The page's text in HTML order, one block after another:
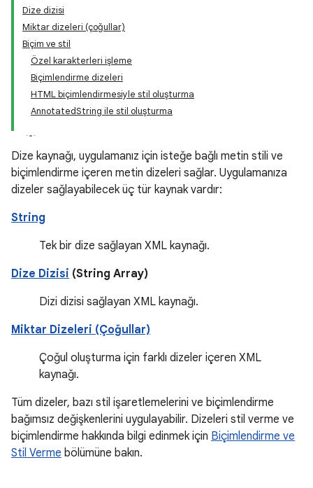
Dize dizisi
Miktar dizeleri (çoğullar)
Biçim ve stil
Özel karakterleri işleme
Biçimlendirme dizeleri
HTML biçimlendirmesiyle stil oluşturma
AnnotatedString ile stil oluşturma
Dize kaynağı, uygulamanız için isteğe bağlı metin stili ve
biçimlendirme içeren metin dizeleri sağlar. Uygulamanıza
dizeler sağlayabilecek üç tür kaynak vardır:
String
Tek bir dize sağlayan XML kaynağı.
Dize Dizisi (String Array)
Dizi dizisi sağlayan XML kaynağı.
Miktar Dizeleri (Çoğullar)
Çoğul oluşturma için farklı dizeler içeren XML
kaynağı.
Tüm dizeler, bazı stil işaretlemelerini ve biçimlendirme
bağımsız değişkenlerini uygulayabilir. Dizeleri stil verme ve
biçimlendirme hakkında bilgi edinmek için Biçimlendirme ve
Stil Verme bölümüne bakın.